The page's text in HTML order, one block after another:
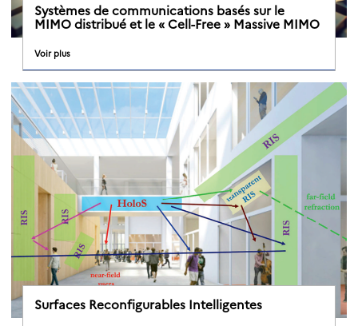
Systèmes de communications basés sur le
MIMO distribué et le « Cell-Free » Massive MIMO
Voir plus
Surfaces Reconfigurables Intelligentes